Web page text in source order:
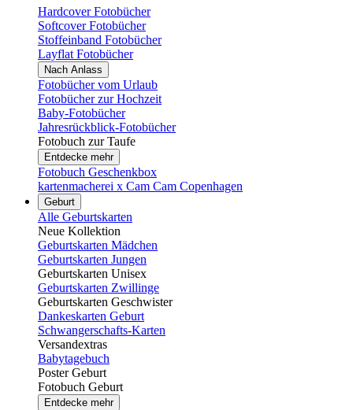
Hardcover Fotobücher
Softcover Fotobücher
Stoffeinband Fotobücher
Layflat Fotobücher
Nach Anlass
Fotobücher vom Urlaub
Fotobücher zur Hochzeit
Baby-Fotobücher
Jahresrückblick-Fotobücher
Fotobuch zur Taufe
Entdecke mehr
Fotobuch Geschenkbox
kartenmacherei x Cam Cam Copenhagen
Geburt
Alle Geburtskarten
Neue Kollektion
Geburtskarten Mädchen
Geburtskarten Jungen
Geburtskarten Unisex
Geburtskarten Zwillinge
Geburtskarten Geschwister
Dankeskarten Geburt
Schwangerschafts-Karten
Versandextras
Babytagebuch
Poster Geburt
Fotobuch Geburt
Entdecke mehr